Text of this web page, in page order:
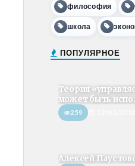
философия
школа
ПОПУЛЯРНОЕ
Теория
может быть
259
Алексей